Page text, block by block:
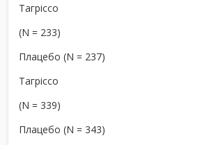
Тагріссо
(N = 233)
Плацебо (N = 237)
Тагріссо
(N = 339)
Плацебо (N = 343)